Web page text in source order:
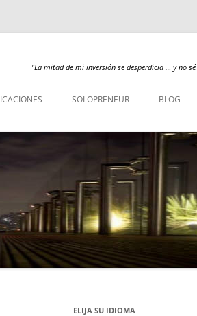
"La mitad de mi inversión se desperdicia … y no
SOLOPRENEUR BLOG
ELIJA SU IDIOMA